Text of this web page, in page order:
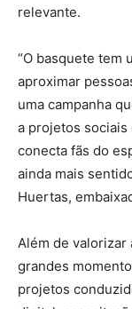
relevante.
“O basquete tem
aproximar
uma campanha
a projetos sociais
conecta fãs do
ainda mais
Huertas,
Além de
grandes
projetos